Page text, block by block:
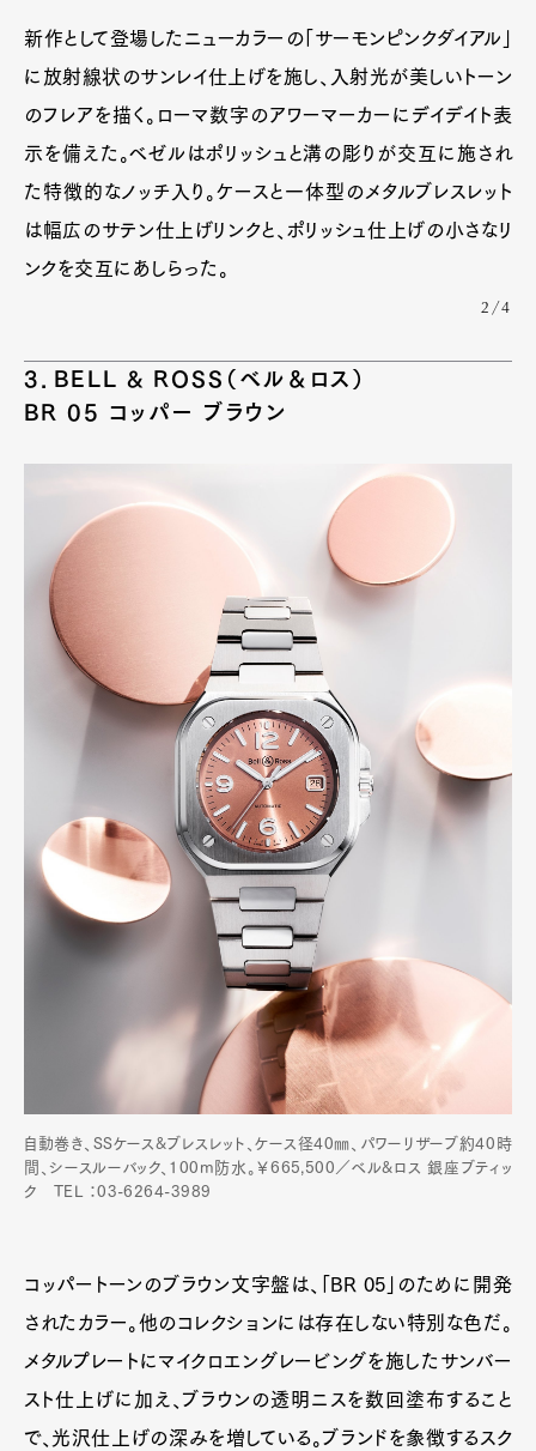
新作として登場したニューカラーの「サーモンピンクダイアル」
に放射線状のサンレイ仕上げを施し、入射光が美しいトーン
のフレアを描く。ローマ数字のアワーマーカーにデイデイト表
示を備えた。ベゼルはポリッシュと溝の彫りが交互に施され
た特徴的なノッチ入り。ケースと一体型のメタルブレスレット
は幅広のサテン仕上げリンクと、ポリッシュ仕上げの小さなリ
ンクを交互にあしらった。
2/4
3．BELL & ROSS（ベル＆ロス）
BR 05 コッパー ブラウン
自動巻き、SSケース&ブレスレット、ケース径40㎜、パワーリザーブ約40時
間、シースルーバック、100m防水。￥665,500／ベル&ロス 銀座ブティッ
ク TEL ：03-6264-3989
コッパートーンのブラウン文字盤は、「BR 05」のために開発
されたカラー。他のコレクションには存在しない特別な色だ。
メタルプレートにマイクロエングレービングを施したサンバー
スト仕上げに加え、ブラウンの透明ニスを数回塗布すること
で、光沢仕上げの深みを増している。ブランドを象徴するスク